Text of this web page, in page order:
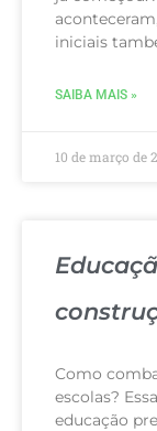
iniciais
SAIBA MAIS »
10 de março de
Como
escolas?
educação